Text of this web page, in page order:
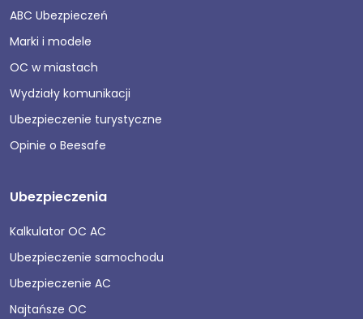
ABC Ubezpieczeń
Marki i modele
OC w miastach
Wydziały komunikacji
Ubezpieczenie turystyczne
Opinie o Beesafe
Ubezpieczenia
Kalkulator OC AC
Ubezpieczenie samochodu
Ubezpieczenie AC
Najtańsze OC